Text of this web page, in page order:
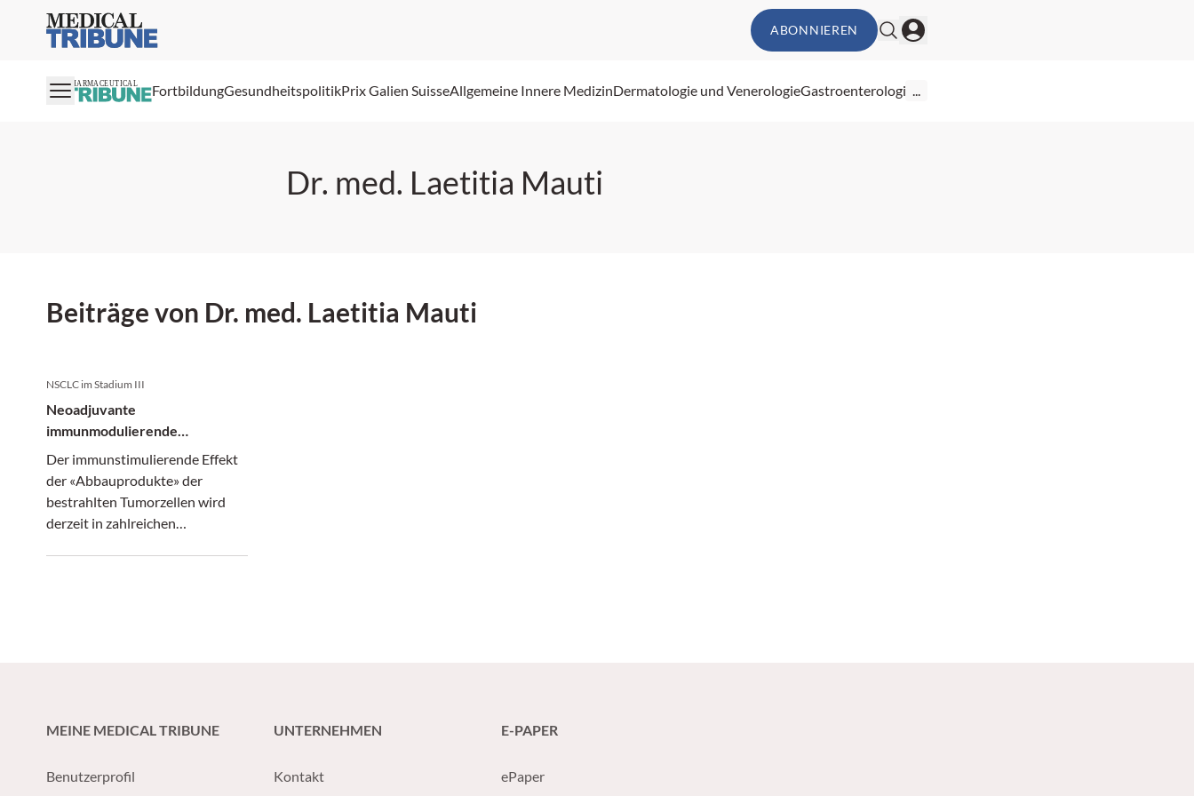
Medical Tribune ABONNIEREN
PHARMACEUTICAL FortbildungGesundheitspolitikPrix Galien SuisseAllgemeine Innere MedizinDermatologie und VenerologieGastroenterologie...
Dr. med. Laetitia Mauti
Beiträge von Dr. med. Laetitia Mauti
NSCLC im Stadium III
Neoadjuvante
immunmodulierende
Radiotherapie plus
Immuntherapie beim
Lungenkrebs
Der immunstimulierende Effekt
der «Abbauprodukte» der
bestrahlten Tumorzellen wird
derzeit in zahlreichen
MEINE MEDICAL TRIBUNE
Benutzerprofil
UNTERNEHMEN
Kontakt
E-PAPER
ePaper